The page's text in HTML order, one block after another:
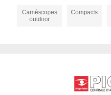
Caméscopes
outdoor
Compacts